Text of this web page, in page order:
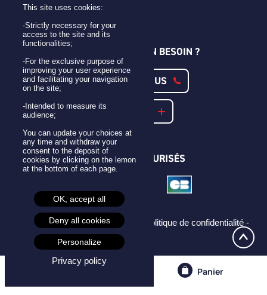
Panier
Personnaliser son badge
UNE QUESTION ? UN BESOIN ?
CONTACTEZ-NOUS
NOTRE FAQ
PAIEMENTS SÉCURISÉS
Mentions légales -CGU - CGV -
Politique de confidentialité -
Cookies -
This site uses cookies:
-Strictly necessary for your
access to the site and its
functionalities;
-For the exclusive purpose of
improving your user experience
and facilitating your navigation
on the site;
-Intended to measure its
audience;
You can update your choices at
any time and withdraw your
consent to the deposit of
cookies by clicking on the lemon
at the bottom of each page.
OK, accept all
Deny all cookies
Personalize
Privacy policy